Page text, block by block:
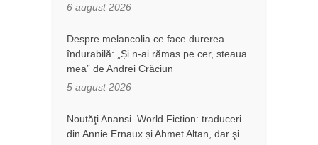
6 august 2026
Despre melancolia ce face durerea
îndurabilă: „Și n-ai rămas pe cer, steaua
mea” de Andrei Crăciun
5 august 2026
Noutăţi Anansi. World Fiction: traduceri
din Annie Ernaux și Ahmet Altan, dar şi